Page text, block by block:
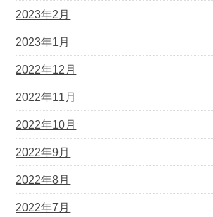
2023年2月
2023年1月
2022年12月
2022年11月
2022年10月
2022年9月
2022年8月
2022年7月